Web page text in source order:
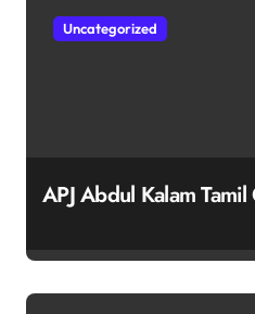
Uncategorized
APJ Abdul Kalam